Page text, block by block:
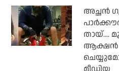
അച്ഛന്‍
തായ്....
ആക്ഷന്‍